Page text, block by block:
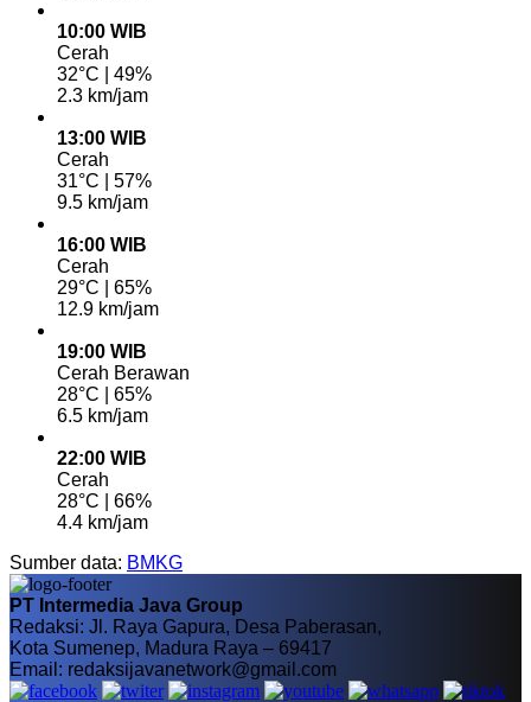
10:00 WIB
Cerah
32°C | 49%
2.3 km/jam
13:00 WIB
Cerah
31°C | 57%
9.5 km/jam
16:00 WIB
Cerah
29°C | 65%
12.9 km/jam
19:00 WIB
Cerah Berawan
28°C | 65%
6.5 km/jam
22:00 WIB
Cerah
28°C | 66%
4.4 km/jam
Sumber data: BMKG
PT Intermedia Java Group
Redaksi: Jl. Raya Gapura, Desa Paberasan,
Kota Sumenep, Madura Raya – 69417
Email: redaksijavanetwork@gmail.com